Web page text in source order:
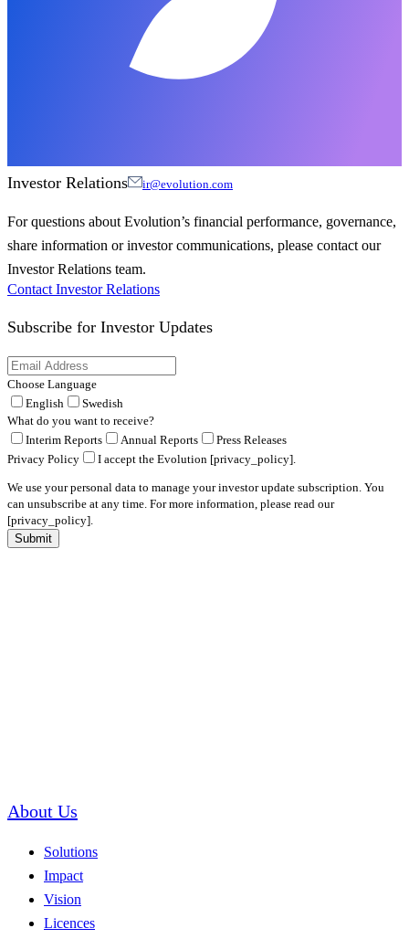
Investor Relations ir@evolution.com
For questions about Evolution’s financial performance, governance,
share information or investor communications, please contact our
Investor Relations team.
Contact Investor Relations
Subscribe for Investor Updates
Choose Language
English
Swedish
What do you want to receive?
Interim Reports
Annual Reports
Press Releases
Privacy Policy
I accept the Evolution [privacy_policy].
We use your personal data to manage your investor update subscription. You
can unsubscribe at any time. For more information, please read our
[privacy_policy].
Submit
About Us
Solutions
Impact
Vision
Licences